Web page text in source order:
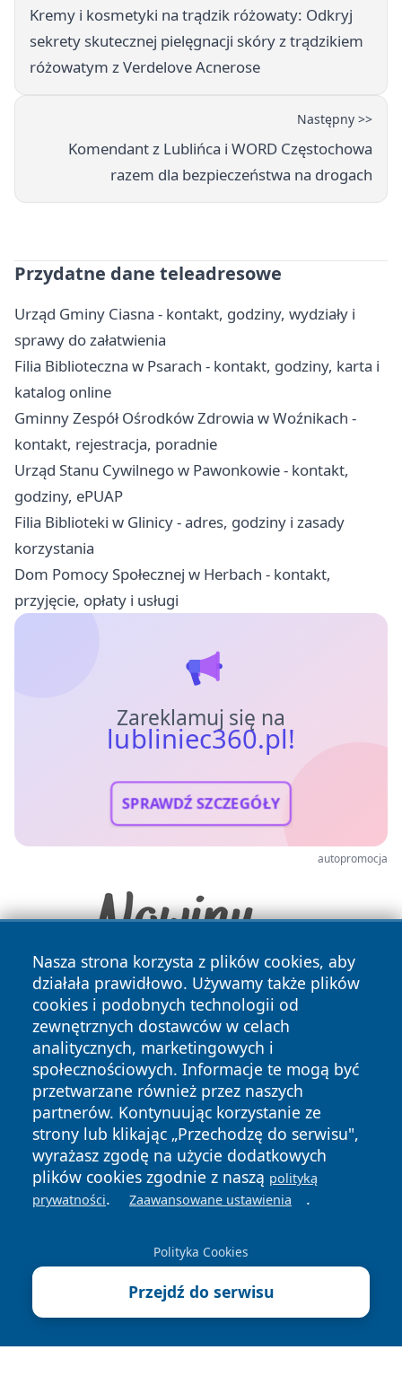
Kremy i kosmetyki na trądzik różowaty: Odkryj
sekrety skutecznej pielęgnacji skóry z trądzikiem
różowatym z Verdelove Acnerose
Następny >>
Komendant z Lublińca i WORD Częstochowa
razem dla bezpieczeństwa na drogach
Przydatne dane teleadresowe
Urząd Gminy Ciasna - kontakt, godziny, wydziały i
sprawy do załatwienia
Filia Biblioteczna w Psarach - kontakt, godziny, karta i
katalog online
Gminny Zespół Ośrodków Zdrowia w Woźnikach -
kontakt, rejestracja, poradnie
Urząd Stanu Cywilnego w Pawonkowie - kontakt,
godziny, ePUAP
Filia Biblioteki w Glinicy - adres, godziny i zasady
korzystania
Dom Pomocy Społecznej w Herbach - kontakt,
przyjęcie, opłaty i usługi
Zareklamuj się na
lubliniec360.pl!
SPRAWDŹ SZCZEGÓŁY
autopromocja
Nasza strona korzysta z plików cookies, aby
działała prawidłowo. Używamy także plików
cookies i podobnych technologii od
zewnętrznych dostawców w celach
analitycznych, marketingowych i
społecznościowych. Informacje te mogą być
przetwarzane również przez naszych
partnerów. Kontynuując korzystanie ze
strony lub klikając „Przechodzę do serwisu",
wyrażasz zgodę na użycie dodatkowych
plików cookies zgodnie z naszą polityką
prywatności. Zaawansowane ustawienia .
Polityka Cookies
Przejdź do serwisu
Copyright © 2026 lubliniec360.pl Wszystkie prawa
zastrzeżone.
News Autorzy
Polityka
Prywatności
Polityka
Cookies